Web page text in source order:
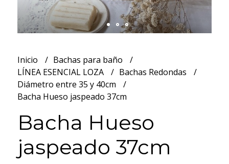
Inicio
Bachas para baño
LÍNEA ESENCIAL LOZA
Bachas Redondas
Diámetro entre 35 y 40cm
Bacha Hueso jaspeado 37cm
Bacha Hueso
jaspeado 37cm